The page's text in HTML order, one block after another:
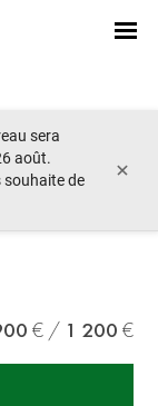
sera
août.
souhaite de
×
suivant
1 200